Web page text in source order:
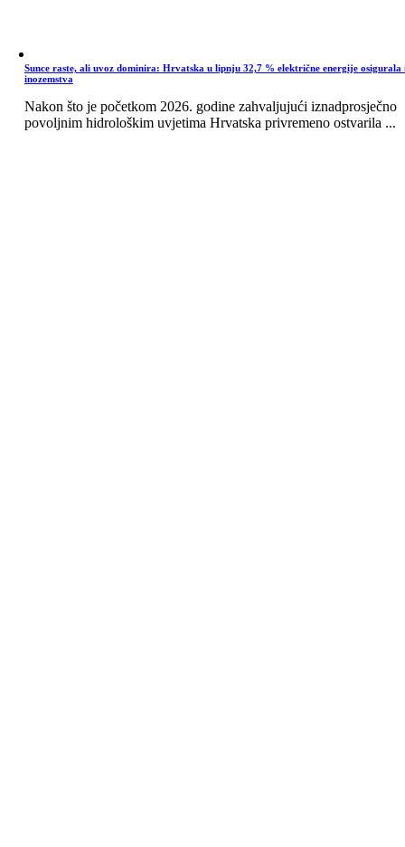
Sunce raste, ali uvoz dominira: Hrvatska u lipnju 32,7 % električne energije osigurala
inozemstva
Nakon što je početkom 2026. godine zahvaljujući iznadprosječno
povoljnim hidrološkim uvjetima Hrvatska privremeno ostvarila ...